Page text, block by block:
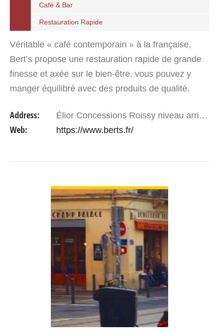
Café & Bar
Restauration Rapide
Véritable « café contemporain » à la française,
Bert’s propose une restauration rapide de grande
finesse et axée sur le bien-être, vous pouvez y
manger équilibré avec des produits de qualité.
gourmandes chez…
Address: Élior Concessions Roissy niveau arrivée Aérogare 2F Tremblay en France BP 30104, 95716 Roissy CDG Cedex, Terminal 2C - Niveau 1 et 2G
Web: https://www.berts.fr/